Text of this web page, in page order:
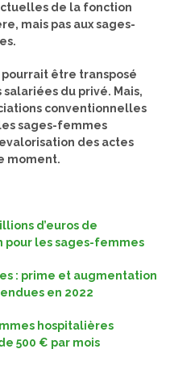
de la fonction
mais pas aux sages-
être transposé
du privé. Mais,
conventionnelles
sages-femmes
des actes
moment.
d’euros de
pour les sages-femmes
: prime et augmentation
en 2022
hospitalières
500 € par mois